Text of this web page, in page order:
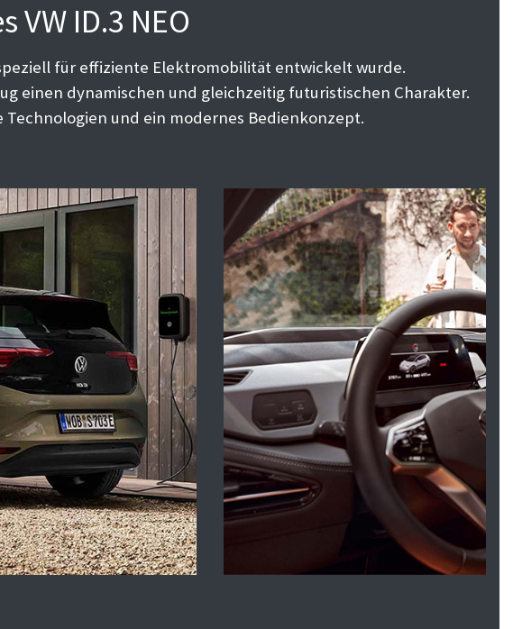
ID.3 NEO
für effiziente Elektromobilität entwickelt wurde.
einen dynamischen und gleichzeitig futuristischen Charakter.
und ein modernes Bedienkonzept.